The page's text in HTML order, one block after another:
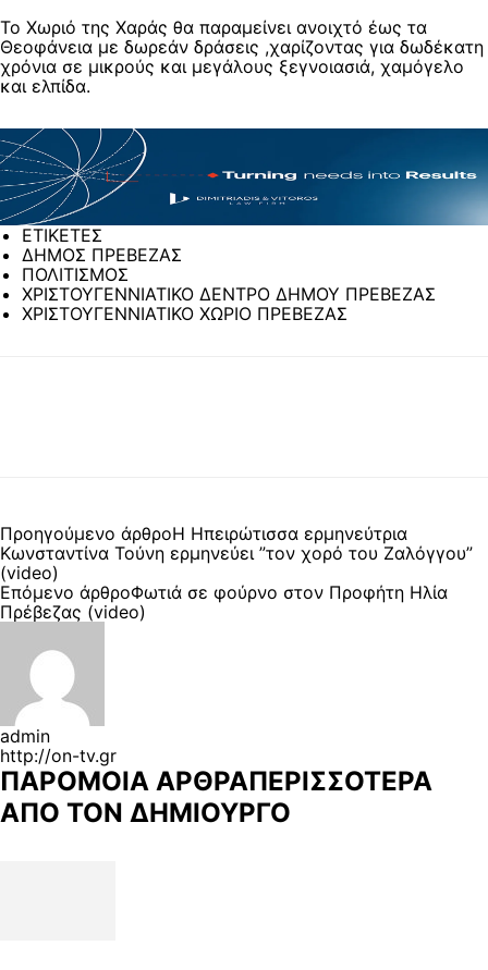
Το Χωριό της Χαράς θα παραμείνει ανοιχτό έως τα
Θεοφάνεια με δωρεάν δράσεις ,χαρίζοντας για δωδέκατη
χρόνια σε μικρούς και μεγάλους ξεγνοιασιά, χαμόγελο
και ελπίδα.
ΕΤΙΚΕΤΕΣ
ΔΗΜΟΣ ΠΡΕΒΕΖΑΣ
ΠΟΛΙΤΙΣΜΟΣ
ΧΡΙΣΤΟΥΓΕΝΝΙΑΤΙΚΟ ΔΕΝΤΡΟ ΔΗΜΟΥ ΠΡΕΒΕΖΑΣ
ΧΡΙΣΤΟΥΓΕΝΝΙΑΤΙΚΟ ΧΩΡΙΟ ΠΡΕΒΕΖΑΣ
Προηγούμενο άρθροΗ Ηπειρώτισσα ερμηνεύτρια
Κωνσταντίνα Τούνη ερμηνεύει ”τον χορό του Ζαλόγγου”
(video)
Επόμενο άρθροΦωτιά σε φούρνο στον Προφήτη Ηλία
Πρέβεζας (video)
admin
http://on-tv.gr
ΠΑΡΟΜΟΙΑ ΑΡΘΡΑΠΕΡΙΣΣΟΤΕΡΑ
ΑΠΟ ΤΟΝ ΔΗΜΙΟΥΡΓΟ